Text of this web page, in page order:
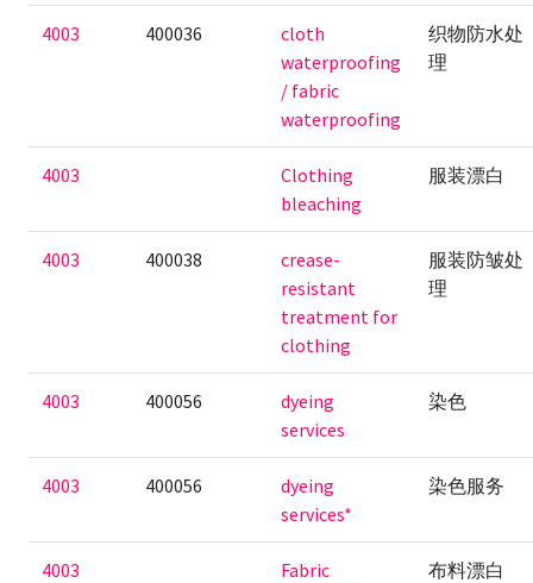
4003 400036
cloth
waterproofing
/ fabric
waterproofing
织物防水处
理
4003
Clothing
bleaching
服装漂白
4003 400038
crease-
resistant
treatment for
clothing
服装防皱处
理
4003 400056
dyeing
services
染色
4003 400056
dyeing
services*
染色服务
4003
Fabric
布料漂白